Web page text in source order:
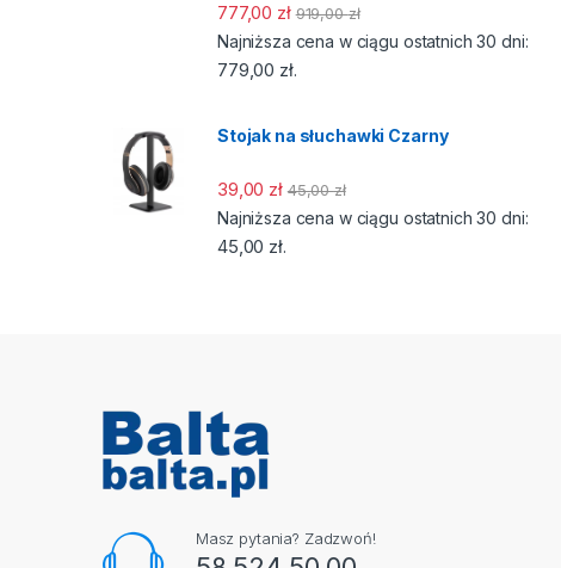
777,00 zł 919,00zł
Najniższa cena w ciągu ostatnich 30 dni:
779,00 zł.
Stojak na słuchawki Czarny
39,00 zł 45,00zł
Najniższa cena w ciągu ostatnich 30 dni:
45,00 zł.
Masz pytania? Zadzwoń!